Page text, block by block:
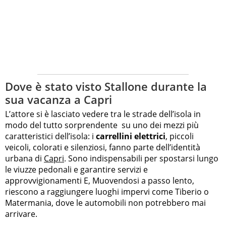
Dove è stato visto Stallone durante la
sua vacanza a Capri
L’attore si è lasciato vedere tra le strade dell’isola in
modo del tutto sorprendente su uno dei mezzi più
caratteristici dell’isola: i carrellini elettrici, piccoli
veicoli, colorati e silenziosi, fanno parte dell’identità
urbana di Capri. Sono indispensabili per spostarsi lungo
le viuzze pedonali e garantire servizi e
approvvigionamenti E, Muovendosi a passo lento,
riescono a raggiungere luoghi impervi come Tiberio o
Matermania, dove le automobili non potrebbero mai
arrivare.